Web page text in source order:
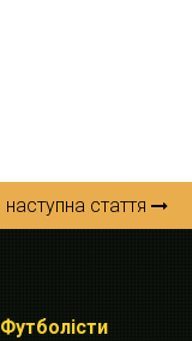
наступна стаття
Футболісти